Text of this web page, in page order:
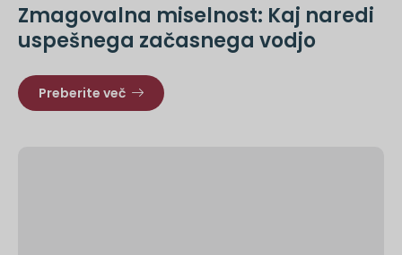
Zmagovalna miselnost: Kaj naredi
uspešnega začasnega vodjo
Preberite več